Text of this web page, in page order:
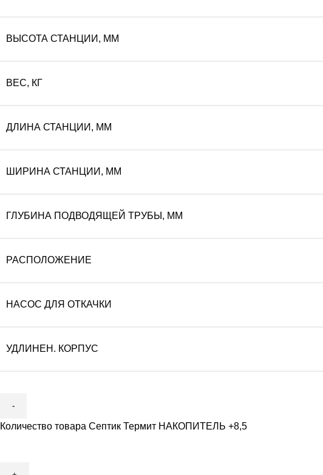
ВЫСОТА СТАНЦИИ, ММ
ВЕС, КГ
ДЛИНА СТАНЦИИ, ММ
ШИРИНА СТАНЦИИ, ММ
ГЛУБИНА ПОДВОДЯЩЕЙ ТРУБЫ, ММ
РАСПОЛОЖЕНИЕ
НАСОС ДЛЯ ОТКАЧКИ
УДЛИНЕН. КОРПУС
Количество товара Септик Термит НАКОПИТЕЛЬ +8,5